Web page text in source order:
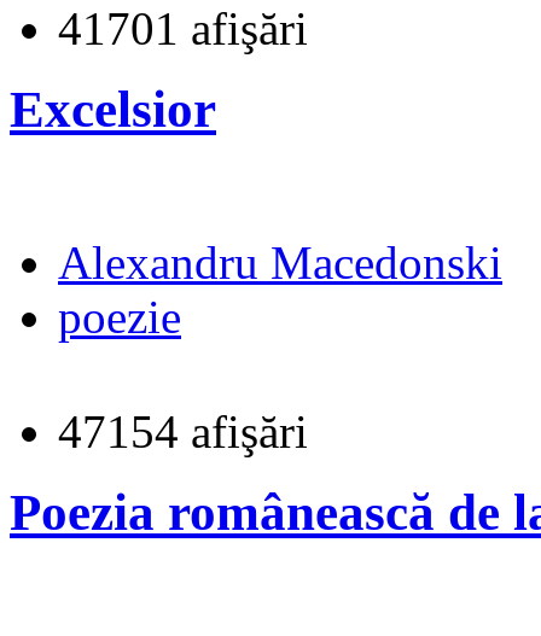
41701 afişări
Excelsior
Alexandru Macedonski
poezie
47154 afişări
Poezia românească de